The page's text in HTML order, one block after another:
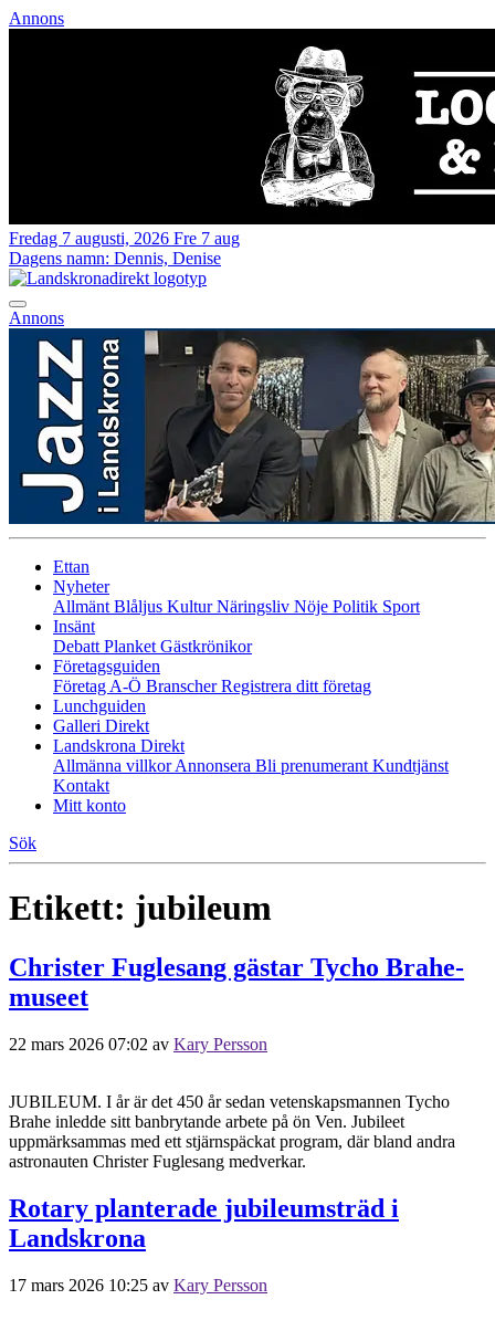
Annons
Fredag 7 augusti, 2026 Fre 7 aug
Dagens namn: Dennis, Denise
Annons
Ettan
Nyheter
Allmänt Blåljus KulturNäringsliv Nöje Politik Sport
Insänt
Debatt Planket Gästkrönikor
Företagsguiden
Företag A-Ö BranscherRegistrera ditt företag
Lunchguiden
Galleri Direkt
Landskrona Direkt
Allmänna villkorAnnonsera Bli prenumerant Kundtjänst
Kontakt
Mitt konto
Sök
Etikett: jubileum
Christer Fuglesang gästar Tycho Brahe-
museet
22 mars 2026 07:02 av Kary Persson
JUBILEUM. I år är det 450 år sedan vetenskapsmannen Tycho
Brahe inledde sitt banbrytande arbete på ön Ven. Jubileet
uppmärksammas med ett stjärnspäckat program, där bland andra
astronauten Christer Fuglesang medverkar.
Rotary planterade jubileumsträd i
Landskrona
17 mars 2026 10:25 av Kary Persson